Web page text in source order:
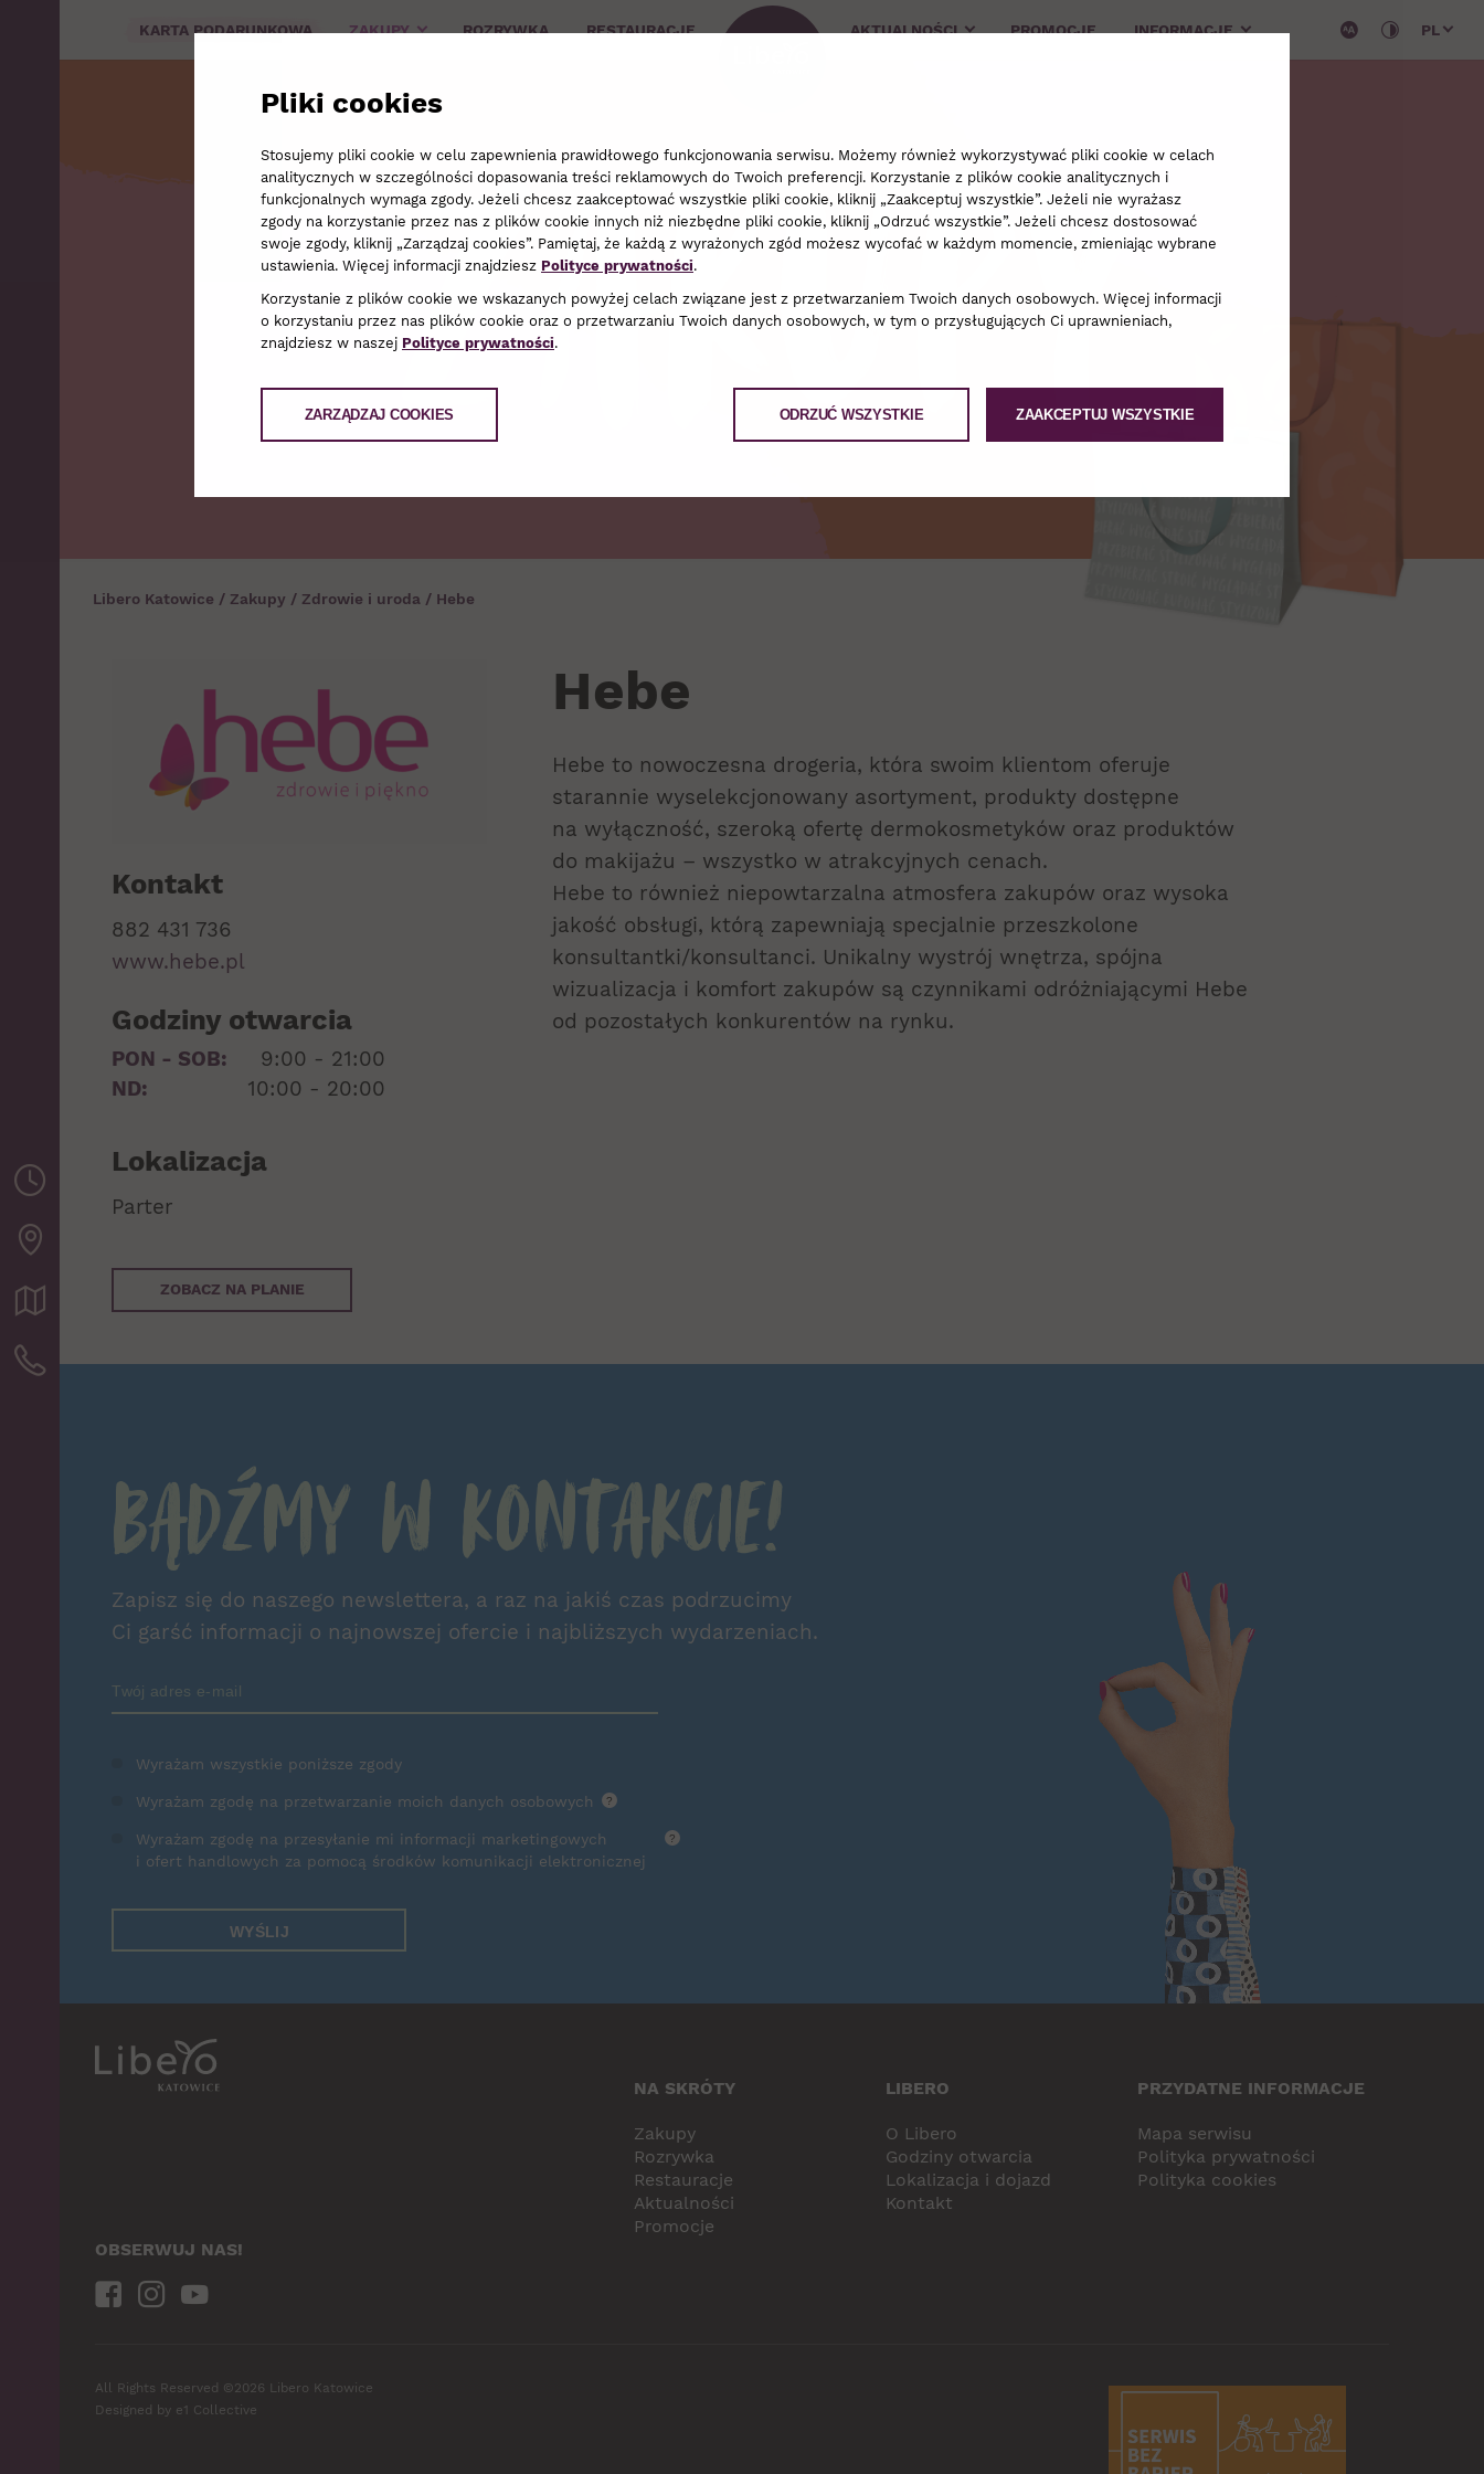
KARTA PODARUNKOWA ZAKUPY ROZRYWKA RESTAURACJE AKTUALNOŚCI PROMOCJE INFORMACJE PL
Zakupy
Libero Katowice / Zakupy / Zdrowie i uroda / Hebe
Hebe
Hebe to nowoczesna drogeria, która swoim klientom oferuje
starannie wyselekcjonowany asortyment, produkty dostępne
na wyłączność, szeroką ofertę dermokosmetyków oraz produktów
do makijażu – wszystko w atrakcyjnych cenach.
Hebe to również niepowtarzalna atmosfera zakupów oraz wysoka
jakość obsługi, którą zapewniają specjalnie przeszkolone
konsultantki/konsultanci. Unikalny wystrój wnętrza, spójna
wizualizacja i komfort zakupów są czynnikami odróżniającymi Hebe
od pozostałych konkurentów na rynku.
Kontakt
882 431 736
www.hebe.pl
Godziny otwarcia
PON - SOB:
9:00 - 21:00
ND:
10:00 - 20:00
Lokalizacja
Parter
ZOBACZ NA PLANIE
Bądźmy w kontakcie!
Zapisz się do naszego newslettera, a raz na jakiś czas podrzucimy
Ci garść informacji o najnowszej ofercie i najbliższych wydarzeniach.
Zamów Newsletter
Wyrażam wszystkie poniższe zgody
Wyrażam zgodę na przetwarzanie moich danych osobowych ?
Wyrażam zgodę na przesyłanie mi informacji marketingowych
i ofert handlowych za pomocą środków komunikacji elektronicznej
?
WYŚLIJ
NA SKRÓTY
Zakupy
Rozrywka
Restauracje
Aktualności
Promocje
LIBERO
O Libero
Godziny otwarcia
Lokalizacja i dojazd
Kontakt
PRZYDATNE INFORMACJE
Mapa serwisu
Polityka prywatności
Polityka cookies
OBSERWUJ NAS!
All Rights Reserved ©2026 Libero Katowice
Designed by e1 Collective
Pliki cookies
Stosujemy pliki cookie w celu zapewnienia prawidłowego funkcjonowania serwisu. Możemy również wykorzystywać pliki cookie w celach
analitycznych w szczególności dopasowania treści reklamowych do Twoich preferencji. Korzystanie z plików cookie analitycznych i
funkcjonalnych wymaga zgody. Jeżeli chcesz zaakceptować wszystkie pliki cookie, kliknij „Zaakceptuj wszystkie”. Jeżeli nie wyrażasz
zgody na korzystanie przez nas z plików cookie innych niż niezbędne pliki cookie, kliknij „Odrzuć wszystkie”. Jeżeli chcesz dostosować
swoje zgody, kliknij „Zarządzaj cookies”. Pamiętaj, że każdą z wyrażonych zgód możesz wycofać w każdym momencie, zmieniając wybrane
ustawienia. Więcej informacji znajdziesz Polityce prywatności.
Korzystanie z plików cookie we wskazanych powyżej celach związane jest z przetwarzaniem Twoich danych osobowych. Więcej informacji
o korzystaniu przez nas plików cookie oraz o przetwarzaniu Twoich danych osobowych, w tym o przysługujących Ci uprawnieniach,
znajdziesz w naszej Polityce prywatności.
ZARZĄDZAJ COOKIES ODRZUĆ WSZYSTKIE ZAAKCEPTUJ WSZYSTKIE